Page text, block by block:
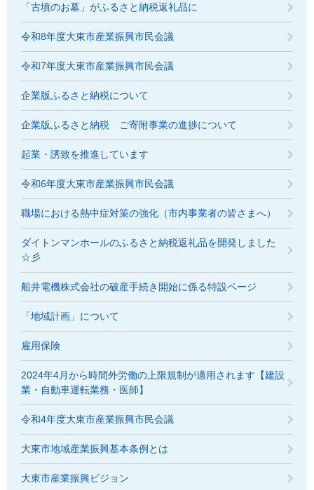
「古墳のお墓」がふるさと納税返礼品に
令和8年度大東市産業振興市民会議
令和7年度大東市産業振興市民会議
企業版ふるさと納税について
企業版ふるさと納税 ご寄附事業の進捗について
起業・誘致を推進しています
令和6年度大東市産業振興市民会議
職場における熱中症対策の強化（市内事業者の皆さまへ）
ダイトンマンホールのふるさと納税返礼品を開発しました
☆彡
船井電機株式会社の破産手続き開始に係る特設ページ
「地域計画」について
雇用保険
2024年4月から時間外労働の上限規制が適用されます【建設
業・自動車運転業務・医師】
令和4年度大東市産業振興市民会議
大東市地域産業振興基本条例とは
大東市産業振興ビジョン